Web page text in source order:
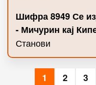
Шифра 8949 Се
- Мичурин кај
Станови
1 2 3